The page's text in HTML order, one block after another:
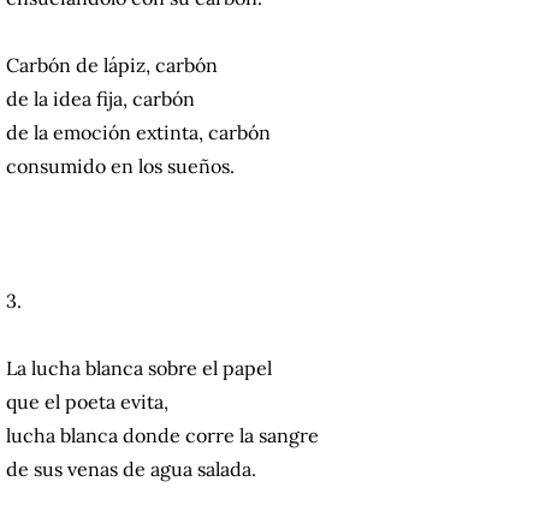
Carbón de lápiz, carbón
de la idea fija, carbón
de la emoción extinta, carbón
consumido en los sueños.
3.
La lucha blanca sobre el papel
que el poeta evita,
lucha blanca donde corre la sangre
de sus venas de agua salada.